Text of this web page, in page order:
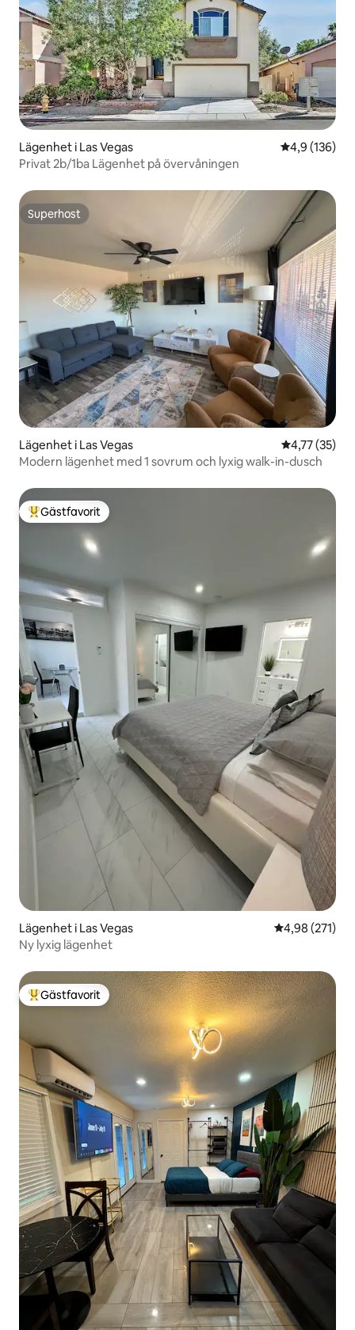
Lägenhet i Las Vegas 4,9 av 5 i
4,9 (136)
Privat 2b/1ba Lägenhet på övervåningen
Superhost
Superhost
Lägenhet i Las Vegas 4,77 av 5 i
4,77 (35)
Modern lägenhet med 1 sovrum och lyxig walk-in-dusch
Populär gästfavorit
Gästfavorit
Lägenhet i Las Vegas 4,98 av 5 i
4,98 (271)
Ny lyxig lägenhet
Populär gästfavorit
Gästfavorit